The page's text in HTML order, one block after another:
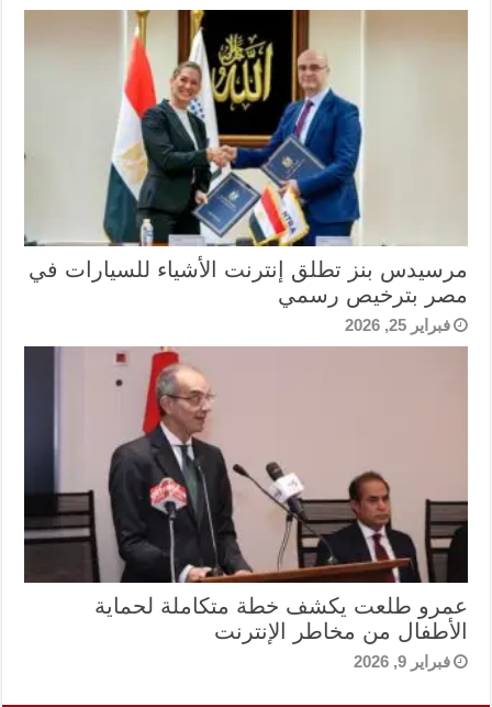
مرسيدس بنز تطلق إنترنت الأشياء للسيارات في
مصر بترخيص رسمي
فبراير 25, 2026
عمرو طلعت يكشف خطة متكاملة لحماية
الأطفال من مخاطر الإنترنت
فبراير 9, 2026